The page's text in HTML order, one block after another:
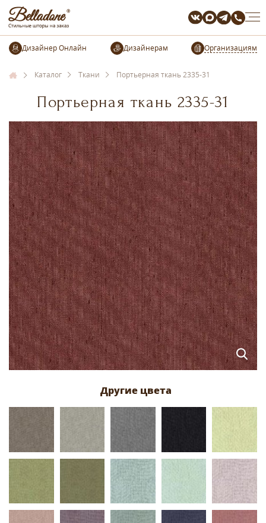
Организациям
Каталог Ткани Портьерная ткань 2335-31
Портьерная ткань 2335-31